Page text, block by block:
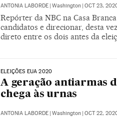
ANTONIA LABORDE | Washington | OCT 23,
Repórter da NBC na Casa
candidatos e direcionar, desta
direto entre os dois antes da
ELEIÇÕES EUA 2020
A geração antiarmas
chega às urnas
ANTONIA LABORDE Washington OCT 22,